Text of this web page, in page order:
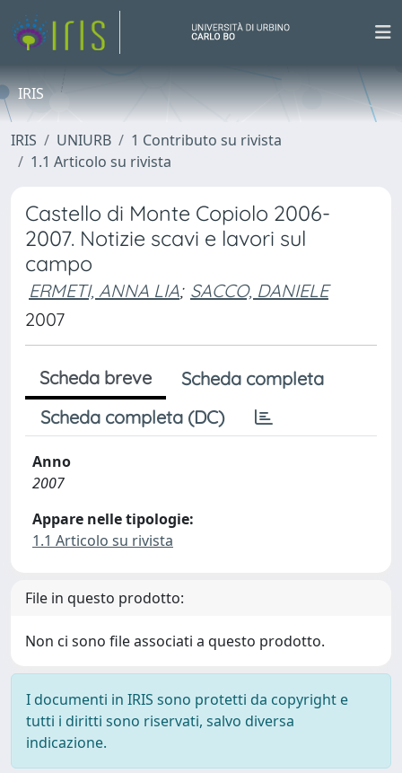
IRIS
IRIS UNIURB
1 Contributo su rivista
1.1 Articolo su rivista
Castello di Monte Copiolo 2006-
2007. Notizie scavi e lavori sul
campo
ERMETI, ANNA LIA; SACCO, DANIELE
2007
Scheda breve
Scheda completa
Scheda completa (DC)
Anno
2007
Appare nelle tipologie:
1.1 Articolo su rivista
File in questo prodotto:
Non ci sono file associati a questo prodotto.
I documenti in IRIS sono protetti da copyright e
tutti i diritti sono riservati, salvo diversa
indicazione.